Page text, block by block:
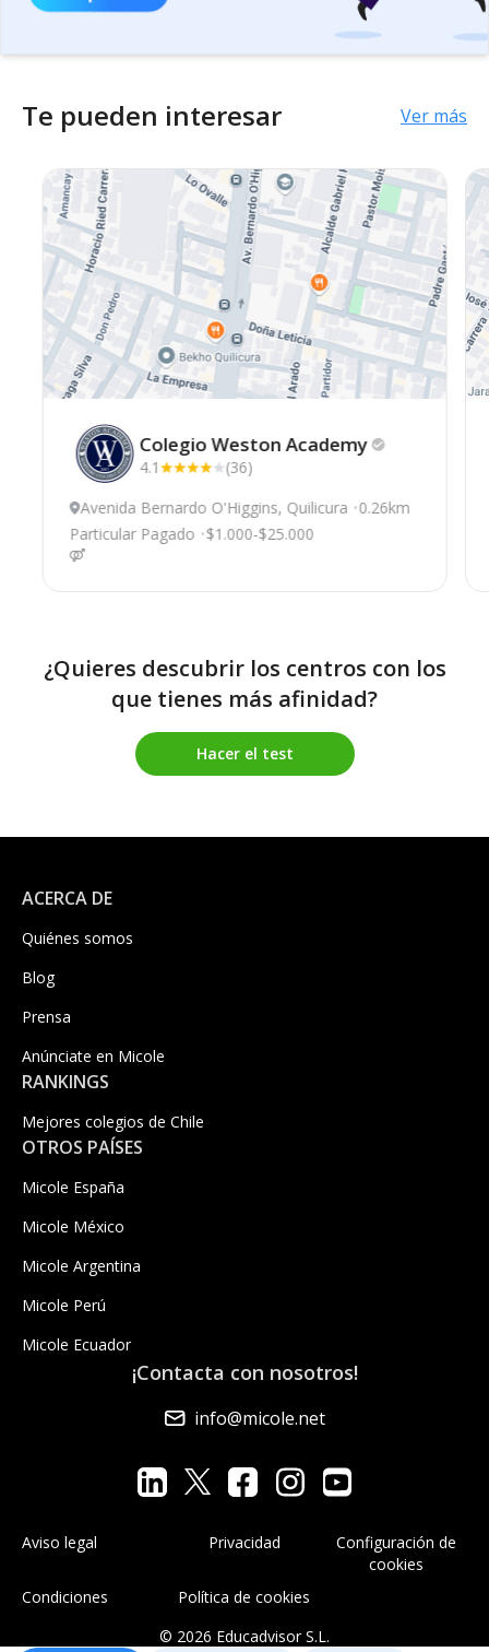
Te pueden interesar Ver más
Colegio WestonAcademy
4.1
(36)
Avenida Bernardo O'Higgins, Quilicura 0.26km
Particular Pagado $1.000-$25.000
¿Quieres descubrir los centros con los
que tienes más afinidad?
Hacer el test
ACERCA DE
Quiénes somos
Blog
Prensa
Anúnciate en Micole
RANKINGS
Mejores colegios de Chile
OTROS PAÍSES
Micole España
Micole México
Micole Argentina
Micole Perú
Micole Ecuador
¡Contacta con nosotros!
info@micole.net
Aviso legal Privacidad
Configuración de
cookies
Condiciones
Política de cookies
© 2026 Educadvisor S.L.